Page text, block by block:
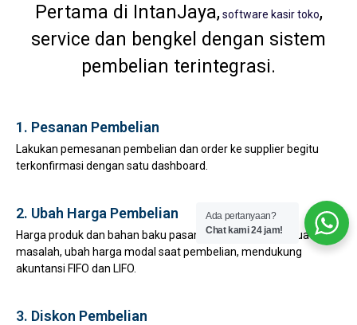
Pertama di IntanJaya, software kasir toko,
service dan bengkel dengan sistem
pembelian terintegrasi.
1. Pesanan Pembelian
Lakukan pemesanan pembelian dan order ke supplier begitu
terkonfirmasi dengan satu dashboard.
2. Ubah Harga Pembelian
Harga produk dan bahan baku pasang surut bukan lagi suatu
masalah, ubah harga modal saat pembelian, mendukung
akuntansi FIFO dan LIFO.
3. Diskon Pembelian
Ada pertanyaan?
Chat kami 24 jam!